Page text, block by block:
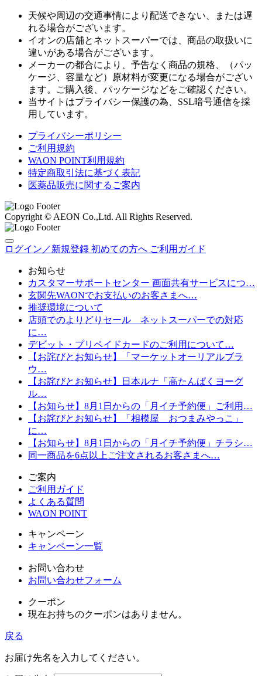
天候や周辺の交通事情により配送できない、または遅
れる場合がございます。
イオンの店舗とネットスーパーでは、商品の取扱いに
違いがある場合がございます。
メーカーの都合により、予告なく商品の規格、（パッ
ケージ、容量など）原材料が変更になる場合がござい
ます。ご購入後、パッケージなどをご確認ください。
当サイトはプライバシー保護の為、SSL暗号通信を採
用しています。
プライバシーポリシー
ご利用規約
WAON POINT利用規約
特定商取引法に基づく表記
医薬品販売に関するご案内
Copyright © AEON Co.,Ltd. All Rights Reserved.
ログイン／新規登録 初めての方へ ご利用ガイド
お知らせ
カスタマーサポートセンター 画面共有サービスにつ…
玄関先WAONでお支払いのお客さまへ…
推奨環境について
店頭でのよりどりセール ネットスーパーでの対応
に…
デビット・プリペイドカードのご利用について…
【お詫びとお知らせ】「マーケットオーリアルブラ
ウ…
【お詫びとお知らせ】日本ルナ「高たんぱくヨーグ
ル…
【お知らせ】8月1日からの「月イチ予約便」ご利用…
【お詫びとお知らせ】「相模屋 おつまみやっこ」
に…
【お知らせ】8月1日からの「月イチ予約便」チラシ…
同一商品を6点以上ご注文されるお客さまへ…
ご案内
ご利用ガイド
よくある質問
WAON POINT
キャンペーン
キャンペーン一覧
お問い合わせ
お問い合わせフォーム
クーポン
現在お持ちのクーポンはありません。
戻る
お届け先名を入力してください。